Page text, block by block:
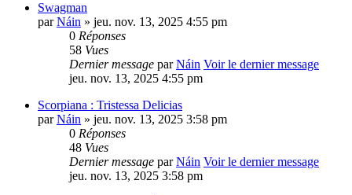
Swagman
parNáin » jeu. nov. 13, 2025 4:55 pm
0 Réponses
58 Vues
Dernier message parNáin Voir le dernier message
jeu. nov. 13, 2025 4:55 pm
Scorpiana : Tristessa Delicias
parNáin » jeu. nov. 13, 2025 3:58 pm
0 Réponses
48 Vues
Dernier message parNáin Voir le dernier message
jeu. nov. 13, 2025 3:58 pm